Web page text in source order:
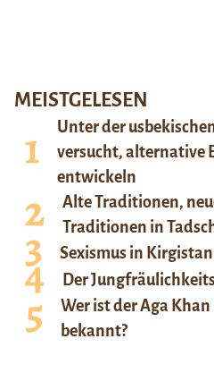
MEISTGELESEN
Unter der
versucht, alternative
entwickeln
Alte Traditionen,
Traditionen in
Sexismus in Kirgistan
Der
Wer ist der Aga
bekannt?